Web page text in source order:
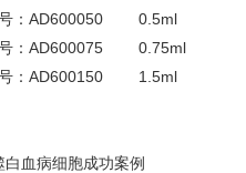
：AD600050 0.5ml
：AD600075 0.75ml
：AD600150 1.5ml
血病细胞成功案例